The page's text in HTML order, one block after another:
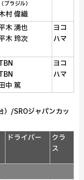
（ブラジル）
村 偉織
木 湧也
木 玲次
ヨコ
ハマ
中 篤
ヨコ
ハマ
/SROジャパンカッ
ドライバー
クラ
ス